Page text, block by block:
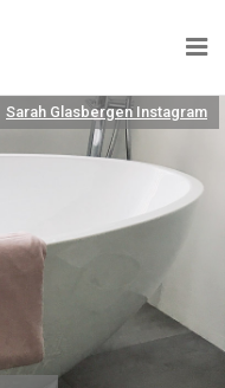

Sarah Glasbergen Instagram